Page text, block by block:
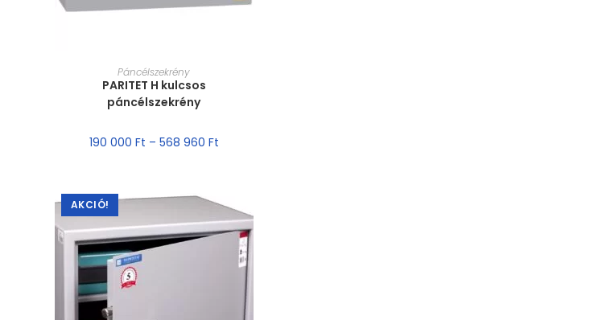
MÉRET VÁLASZTÁSA
Páncélszekrény
PARITET H kulcsos
páncélszekrény
190 000 Ft – 568 960 Ft
AKCIÓ!